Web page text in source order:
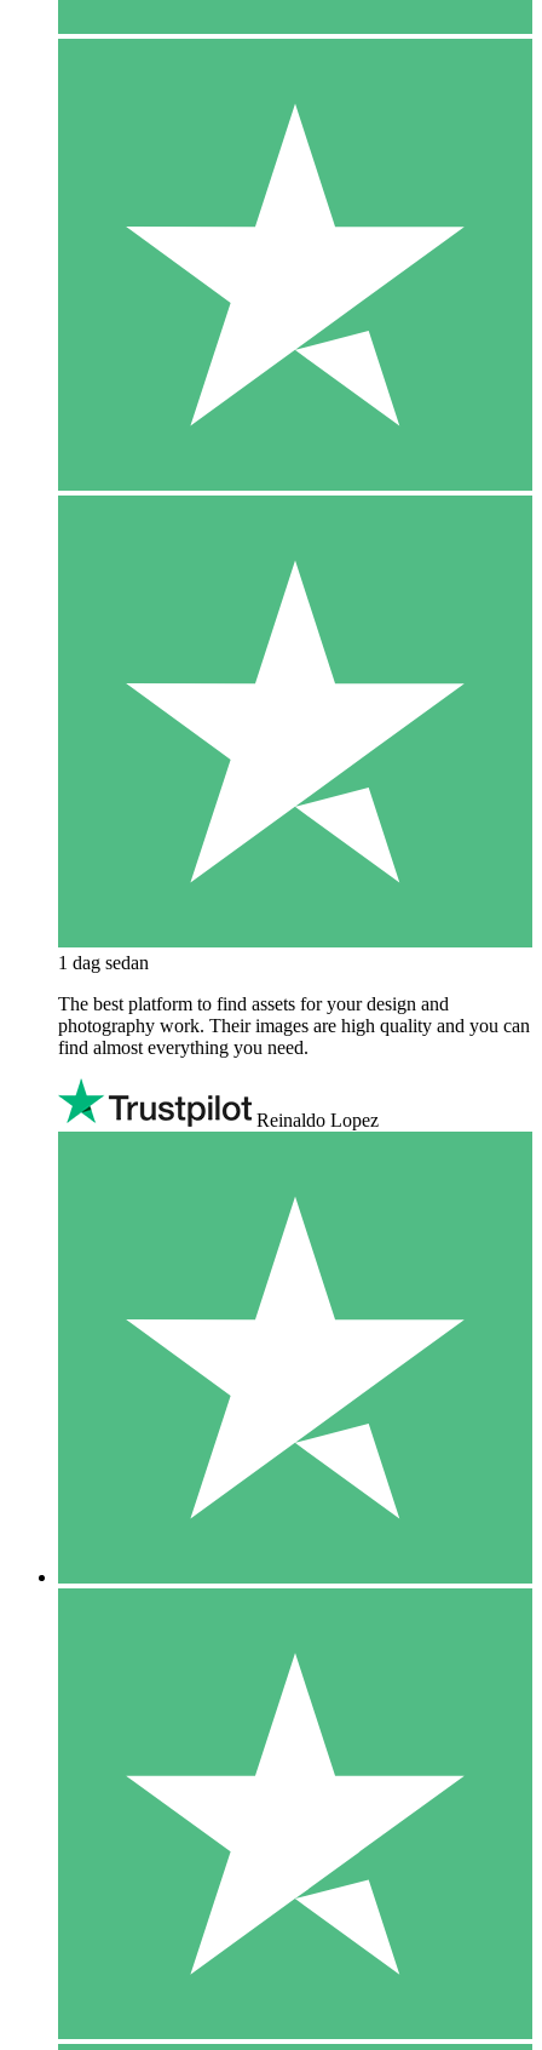
1 dag sedan
The best platform to find assets for your design and
photography work. Their images are high quality and you can
find almost everything you need.
Reinaldo Lopez